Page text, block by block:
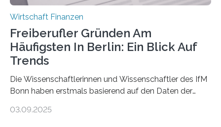
Wirtschaft Finanzen
Freiberufler Gründen Am
Häufigsten In Berlin: Ein Blick Auf
Trends
Die Wissenschaftlerinnen und Wissenschaftler des IfM
Bonn haben erstmals basierend auf den Daten der
Landkreise mit den meisten Gründungen von
03.09.2025